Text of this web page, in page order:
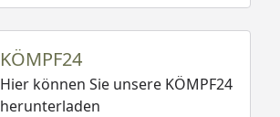
KÖMPF24
Hier können Sie unsere KÖMPF24
herunterladen